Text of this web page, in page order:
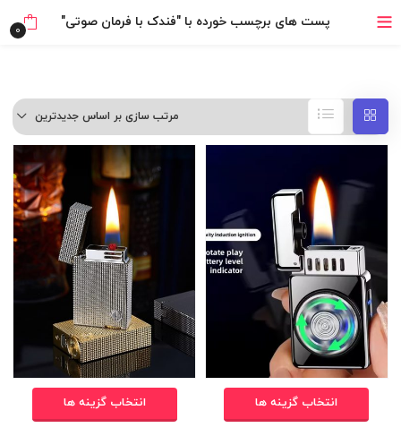
خرید قسطی با ترب‌پی
پست های برچسب خورده با "فندک با فرمان صوتی" 0
مرتب سازی بر اساس جدیدترین
انتخاب گزینه ها انتخاب گزینه ها